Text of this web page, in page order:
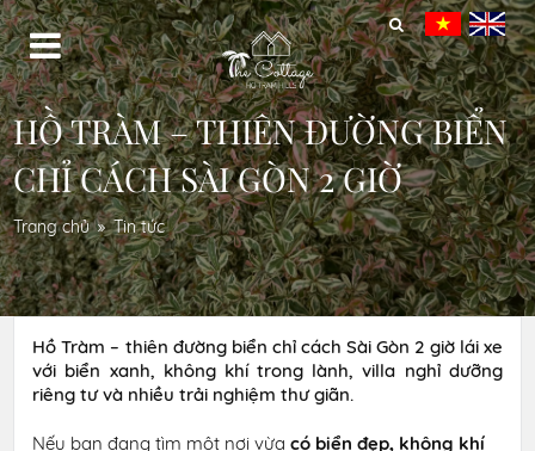
HỒ TRÀM – THIÊN ĐƯỜNG BIỂN
CHỈ CÁCH SÀI GÒN 2 GIỜ
Trang chủ Tin tức
Hồ Tràm – thiên đường biển chỉ cách Sài Gòn 2 giờ lái xe
với biển xanh, không khí trong lành, villa nghỉ dưỡng
riêng tư và nhiều trải nghiệm thư giãn.
Nếu bạn đang tìm một nơi vừacó biển đẹp, không khí